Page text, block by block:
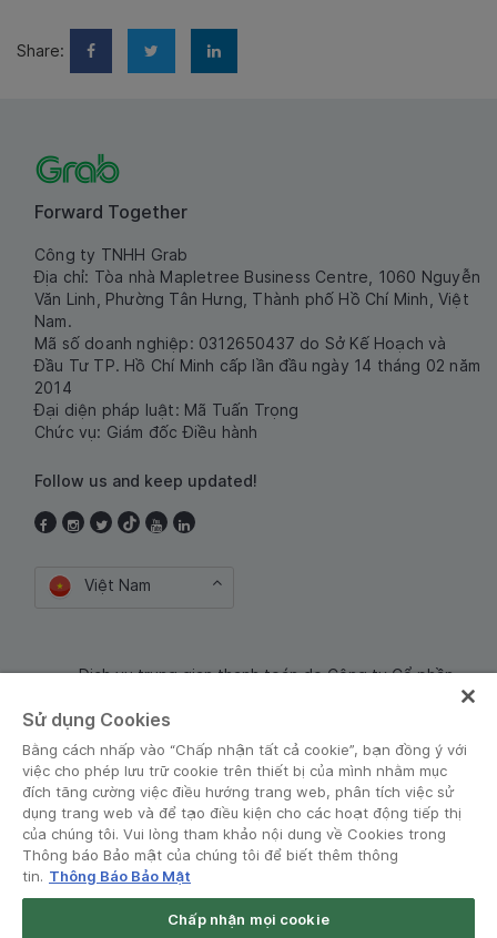
Share:
Forward Together
Công ty TNHH Grab
Địa chỉ: Tòa nhà Mapletree Business Centre, 1060 Nguyễn
Văn Linh, Phường Tân Hưng, Thành phố Hồ Chí Minh, Việt
Nam.
Mã số doanh nghiệp: 0312650437 do Sở Kế Hoạch và
Đầu Tư TP. Hồ Chí Minh cấp lần đầu ngày 14 tháng 02 năm
2014
Đại diện pháp luật: Mã Tuấn Trọng
Chức vụ: Giám đốc Điều hành
Follow us and keep updated!
Việt Nam
Dịch vụ trung gian thanh toán do Công ty Cổ phần
Điều khoản và Chính sách
Sử dụng Cookies
Bằng cách nhấp vào “Chấp nhận tất cả cookie”, bạn đồng ý với
việc cho phép lưu trữ cookie trên thiết bị của mình nhằm mục
đích tăng cường việc điều hướng trang web, phân tích việc sử
dụng trang web và để tạo điều kiện cho các hoạt động tiếp thị
của chúng tôi. Vui lòng tham khảo nội dung về Cookies trong
Thông báo Bảo mật của chúng tôi để biết thêm thông
tin. Thông Báo Bảo Mật
Chấp nhận mọi cookie